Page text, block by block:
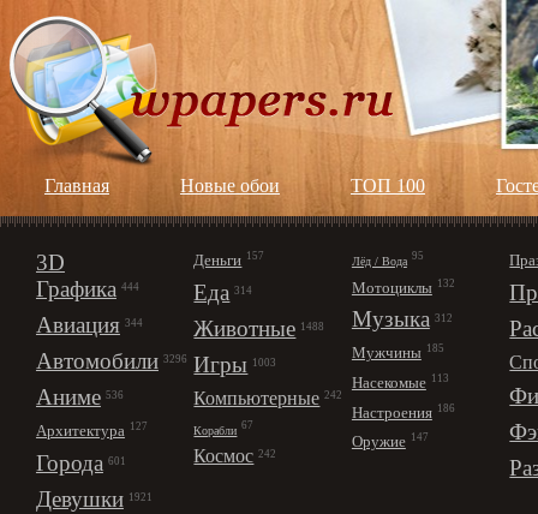
Главная Новые обои ТОП 100
3D
Графика 444
Авиация 344
Автомобили 3296
Аниме 536
Архитектура 127
Города 601
Девушки 1921
Деньги 157
Еда 314
Животные 1488
Игры 1003
Компьютерные 242
Корабли 67
Космос 242
Лёд / Вода 95
Мотоциклы 132
Музыка 312
Мужчины 185
Насекомые 113
Настроения 186
Оружие 147